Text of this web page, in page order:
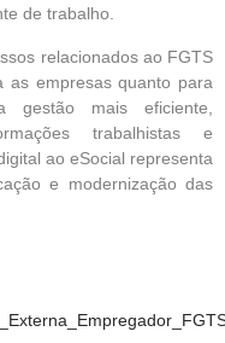
de trabalho.
relacionados ao FGTS
as empresas quanto para
gestão mais eficiente,
trabalhistas e
ao eSocial representa
e modernização das